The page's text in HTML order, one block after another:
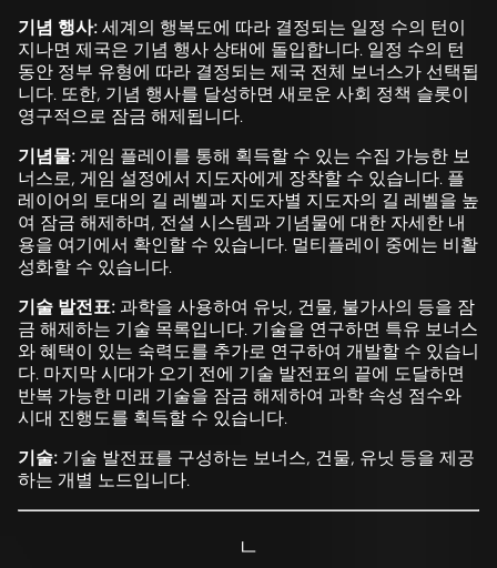
기념 행사:세계의 행복도에 따라 결정되는 일정 수의 턴이
지나면 제국은 기념 행사 상태에 돌입합니다. 일정 수의 턴
동안 정부 유형에 따라 결정되는 제국 전체 보너스가 선택됩
니다. 또한, 기념 행사를 달성하면 새로운 사회 정책 슬롯이
영구적으로 잠금 해제됩니다.
기념물: 게임 플레이를 통해 획득할 수 있는 수집 가능한 보
너스로, 게임 설정에서 지도자에게 장착할 수 있습니다. 플
레이어의 토대의 길 레벨과 지도자별 지도자의 길 레벨을 높
여 잠금 해제하며, 전설 시스템과 기념물에 대한 자세한 내
용을 여기에서 확인할 수 있습니다. 멀티플레이 중에는 비활
성화할 수 있습니다.
기술 발전표: 과학을 사용하여 유닛, 건물, 불가사의 등을 잠
금 해제하는 기술 목록입니다. 기술을 연구하면 특유 보너스
와 혜택이 있는 숙력도를 추가로 연구하여 개발할 수 있습니
다. 마지막 시대가 오기 전에 기술 발전표의 끝에 도달하면
반복 가능한 미래 기술을 잠금 해제하여 과학 속성 점수와
시대 진행도를 획득할 수 있습니다.
기술: 기술 발전표를 구성하는 보너스, 건물, 유닛 등을 제공
하는 개별 노드입니다.
ㄴ